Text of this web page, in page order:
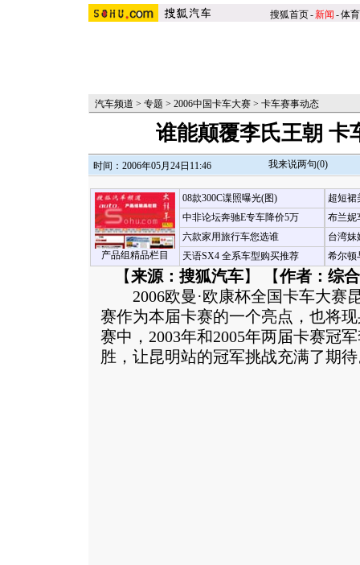
搜狐首页-新闻 -体育
汽车频道 > 专题 > 2006中国卡车大赛 > 卡车赛事动态
谁能颠覆李氏王朝 卡
时间：2006年05月24日11:46 我来说两句(0)
产品组精品栏目
08款300C谍照曝光(图)
中非论坛奔驰E专车降价5万
六款家用旅行车您选谁
天语SX4 全系车型购买推荐
超短裙
布兰妮
台湾妹
希尔顿
【来源：搜狐汽车】 【作者：综
2006欧曼·欧康杯全国卡车大赛
赛作为本届卡赛的一个亮点，也将
赛中，2003年和2005年两届卡赛冠
胜，让昆明站的冠军挑战充满了期